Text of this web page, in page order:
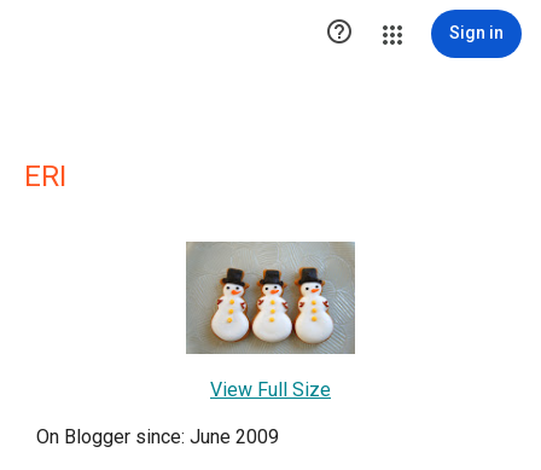
 Sign in
ERI
View Full Size
On Blogger since: June 2009